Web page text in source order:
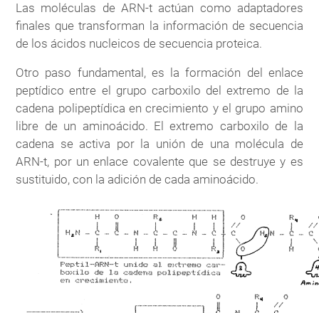
Las moléculas de ARN-t actúan como adaptadores
finales que transforman la información de secuencia
de los ácidos nucleicos de secuencia proteica.
Otro paso fundamental, es la formación del enlace
peptídico entre el grupo carboxilo del extremo de la
cadena polipeptídica en crecimiento y el grupo amino
libre de un aminoácido. El extremo carboxilo de la
cadena se activa por la unión de una molécula de
ARN-t, por un enlace covalente que se destruye y es
sustituido, con la adición de cada aminoácido.